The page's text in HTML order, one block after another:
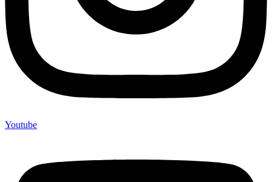
Youtube